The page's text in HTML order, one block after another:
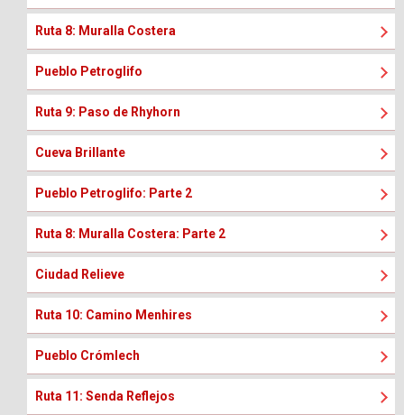
Ruta 8: Muralla Costera
Pueblo Petroglifo
Ruta 9: Paso de Rhyhorn
Cueva Brillante
Pueblo Petroglifo: Parte 2
Ruta 8: Muralla Costera: Parte 2
Ciudad Relieve
Ruta 10: Camino Menhires
Pueblo Crómlech
Ruta 11: Senda Reflejos